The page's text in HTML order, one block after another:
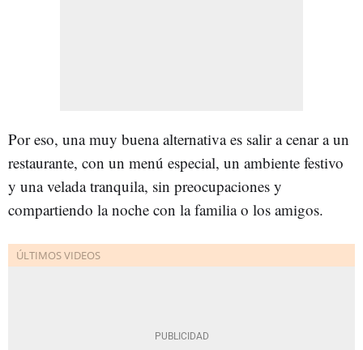
Por eso, una muy buena alternativa es salir a cenar a un
restaurante, con un menú especial, un ambiente festivo
y una velada tranquila, sin preocupaciones y
compartiendo la noche con la familia o los amigos.